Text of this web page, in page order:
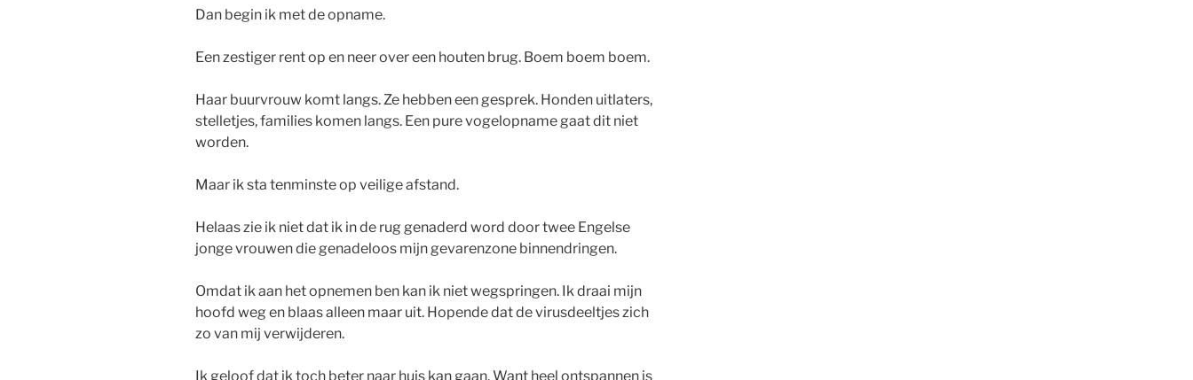
Dan begin ik met de opname.
Een zestiger rent op en neer over een houten brug. Boem boem boem.
Haar buurvrouw komt langs. Ze hebben een gesprek. Honden uitlaters,
stelletjes, families komen langs. Een pure vogelopname gaat dit niet
worden.
Maar ik sta tenminste op veilige afstand.
Helaas zie ik niet dat ik in de rug genaderd word door twee Engelse
jonge vrouwen die genadeloos mijn gevarenzone binnendringen.
Omdat ik aan het opnemen ben kan ik niet wegspringen. Ik draai mijn
hoofd weg en blaas alleen maar uit. Hopende dat de virusdeeltjes zich
zo van mij verwijderen.
Ik geloof dat ik toch beter naar huis kan gaan. Want heel ontspannen is